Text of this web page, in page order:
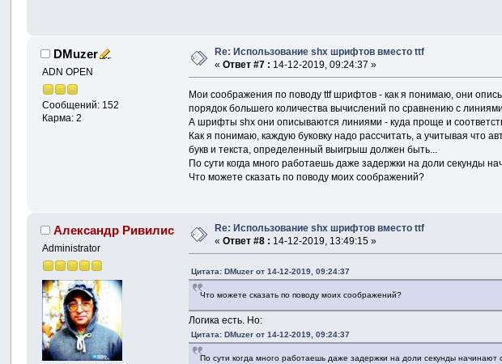
DMuzer
ADN OPEN
Сообщений: 152
Карма: 2
Re: Использование shx шрифтов вместо ttf
«Ответ #7 : 14-12-2019, 09:24:37 »
Мои соображения по поводу ttf шрифтов - как я понимаю, они
порядок большего количества вычислений по сравнению с линиями.
А шрифты shx они описываются линиями - куда проще и
Как я понимаю, каждую буковку надо рассчитать, а учитывая что
букв и текста, определенный выигрыш должен быть...
По сути когда много работаешь даже задержки на доли секунды
Что можете сказать по поводу моих соображений?
Александр Ривилис
Administrator
Re: Использование shx шрифтов вместо ttf
«Ответ #8 : 14-12-2019, 13:49:15 »
Цитата: DMuzer от 14-12-2019, 09:24:37
Что можете сказать по поводу моих соображений?
Логика есть. Но:
Цитата: DMuzer от 14-12-2019, 09:24:37
По сути когда много работаешь даже задержки на доли секунды